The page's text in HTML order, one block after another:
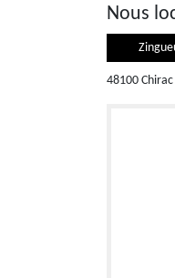
Nous
48100 Chirac